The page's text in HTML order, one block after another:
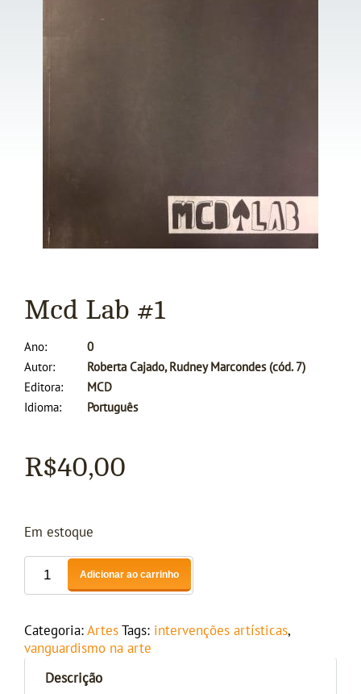
Mcd Lab #1
Ano
0
Autor
Roberta Cajado, Rudney Marcondes (cód. 7)
Editora
MCD
Idioma
Português
R$40,00
Em estoque
Adicionar ao carrinho
Categoria: Artes Tags: intervenções artísticas,
vanguardismo na arte
Descrição